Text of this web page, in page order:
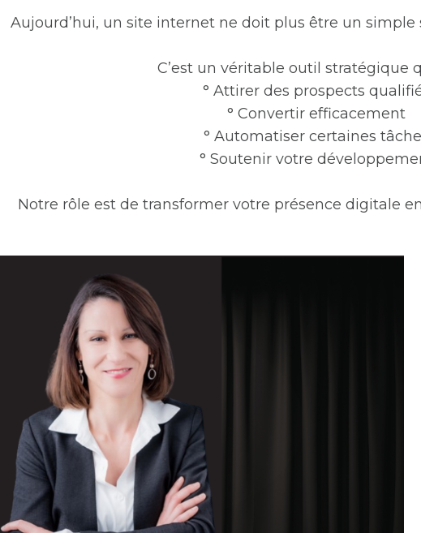
Aujourd’hui, un site internet ne doit plus être un
C’est un véritable outil stratégique
° Attirer des prospects
° Convertir efficacement
° Automatiser certaines
° Soutenir votre
Notre rôle est de transformer votre présence digitale